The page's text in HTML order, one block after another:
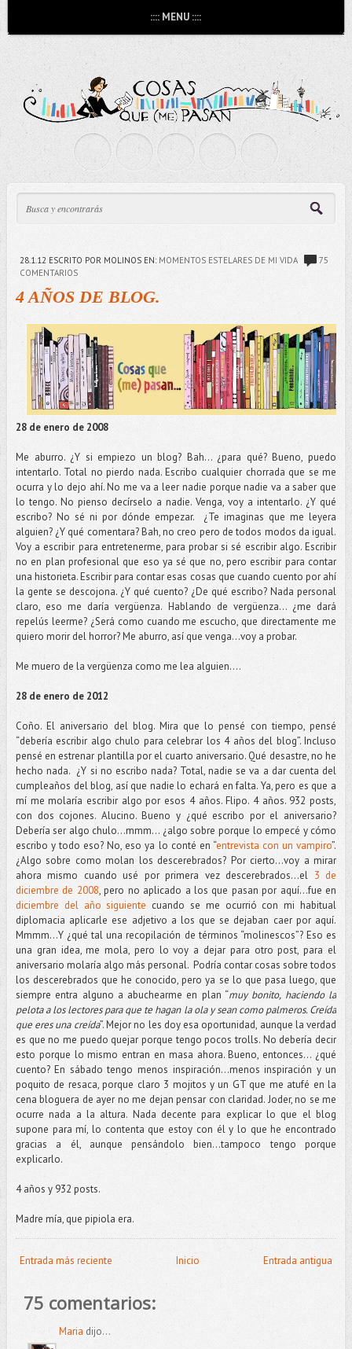
:::: MENU ::::
28.1.12 ESCRITO POR MOLINOS EN: MOMENTOS ESTELARES DE MI VIDA
75
COMENTARIOS
4 AÑOS DE BLOG.
28 de enero de 2008
Me aburro. ¿Y si empiezo un blog? Bah... ¿para qué? Bueno, puedo
intentarlo. Total no pierdo nada. Escribo cualquier chorrada que se me
ocurra y lo dejo ahí. No me va a leer nadie porque nadie va a saber que
lo tengo. No pienso decírselo a nadie. Venga, voy a intentarlo. ¿Y qué
escribo? No sé ni por dónde empezar. ¿Te imaginas que me leyera
alguien? ¿Y qué comentara? Bah, no creo pero de todos modos da igual.
Voy a escribir para entretenerme, para probar si sé escribir algo. Escribir
no en plan profesional que eso ya sé que no, pero escribir para contar
una historieta. Escribir para contar esas cosas que cuando cuento por ahí
la gente se descojona. ¿Y qué cuento? ¿De qué escribo? Nada personal
claro, eso me daría vergüenza. Hablando de vergüenza... ¿me dará
repelús leerme? ¿Será como cuando me escucho, que directamente me
quiero morir del horror? Me aburro, así que venga...voy a probar.
Me muero de la vergüenza como me lea alguien....
28 de enero de 2012
Coño. El aniversario del blog. Mira que lo pensé con tiempo, pensé
“debería escribir algo chulo para celebrar los 4 años del blog”. Incluso
pensé en estrenar plantilla por el cuarto aniversario. Qué desastre, no he
hecho nada. ¿Y si no escribo nada? Total, nadie se va a dar cuenta del
cumpleaños del blog, así que nadie lo echará en falta. Ya, pero es que a
mí me molaría escribir algo por esos 4 años. Flipo. 4 años. 932 posts,
con dos cojones. Alucino. Bueno y ¿qué escribo por el aniversario?
Debería ser algo chulo…mmm... ¿algo sobre porque lo empecé y cómo
escribo y todo eso? No, eso ya lo conté en “entrevista con un vampiro”.
¿Algo sobre como molan los descerebrados? Por cierto…voy a mirar
ahora mismo cuando usé por primera vez descerebrados…el 3 de
diciembre de 2008, pero no aplicado a los que pasan por aquí…fue en
diciembre del año siguiente cuando se me ocurrió con mi habitual
diplomacia aplicarle ese adjetivo a los que se dejaban caer por aquí.
Mmmm...Y ¿qué tal una recopilación de términos “molinescos”? Eso es
una gran idea, me mola, pero lo voy a dejar para otro post, para el
aniversario molaría algo más personal. Podría contar cosas sobre todos
los descerebrados que he conocido, pero ya se lo que pasa luego, que
siempre entra alguno a abuchearme en plan “muy bonito, haciendo la
pelota a los lectores para que te hagan la ola y sean como palmeros. Creída
que eres una creída”. Mejor no les doy esa oportunidad, aunque la verdad
es que no me puedo quejar porque tengo pocos trolls. No debería decir
esto porque lo mismo entran en masa ahora. Bueno, entonces... ¿qué
cuento? En sábado tengo menos inspiración…menos inspiración y un
poquito de resaca, porque claro 3 mojitos y un GT que me atufé en la
cena bloguera de ayer no me dejan pensar con claridad. Joder, no se me
ocurre nada a la altura. Nada decente para explicar lo que el blog
supone para mí, lo contenta que estoy con él y lo que he encontrado
gracias a él, aunque pensándolo bien...tampoco tengo porque
explicarlo.
4 años y 932 posts.
Madre mía, que pipiola era.
Entrada más reciente Entrada antigua
Inicio
75 comentarios:
Maria dijo...